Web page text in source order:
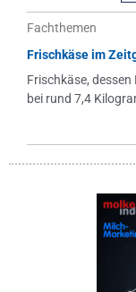
Fachthemen
Frischkäse im
Frischkäse,
bei rund 7,4